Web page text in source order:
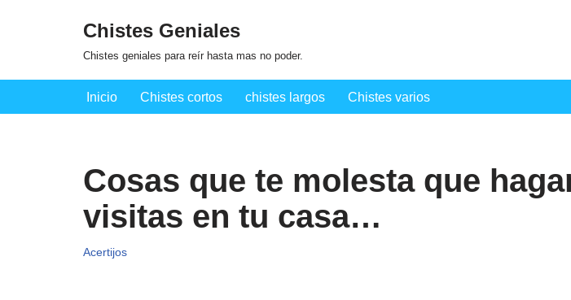
Chistes Geniales
Chistes geniales para reír hasta mas no poder.
Inicio Chistes cortos chistes largos Chistes varios
Cosas que te molesta que
visitas en tu casa…
Acertijos